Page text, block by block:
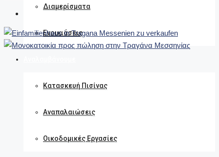
Διαμερίσματα
Ενοικιάσεις
Κατασκευή Πισίνας
Αναπαλαιώσεις
Οικοδομικές Εργασίες